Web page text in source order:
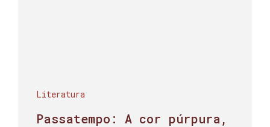
Literatura
Passatempo: A cor púrpura,